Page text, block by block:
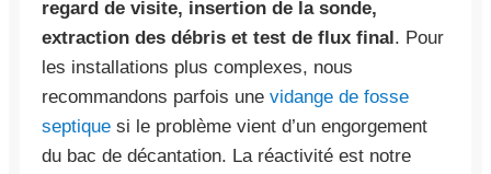
regard de visite, insertion de la sonde,
extraction des débris et test de flux final. Pour
les installations plus complexes, nous
recommandons parfois une vidange de fosse
septique si le problème vient d’un engorgement
du bac de décantation. La réactivité est notre